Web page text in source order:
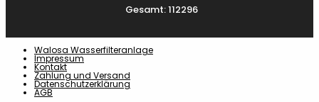
Gesamt: 112296
Walosa Wasserfilteranlage
Impressum
Kontakt
Zahlung und Versand
Datenschutzerklärung
AGB